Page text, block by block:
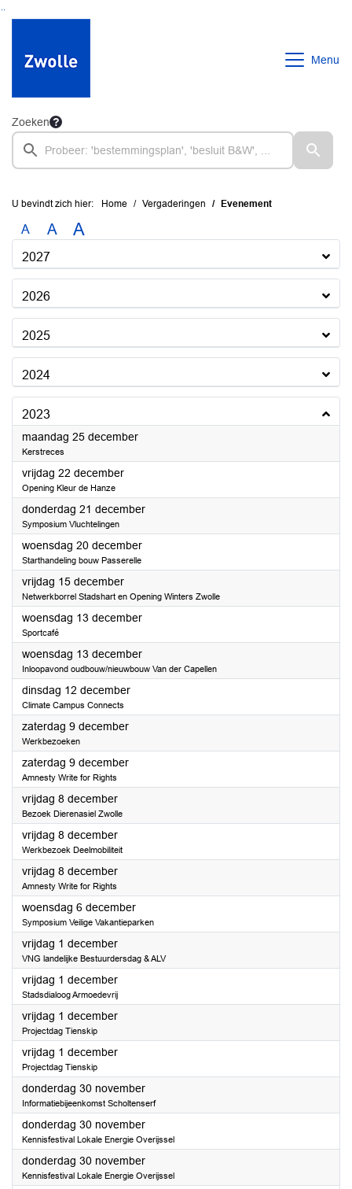
Ga naar de inhoud van deze pagina
Ga naar het zoeken
Ga naar het menu
Menu
Zoeken
U bevindt zich hier: Home Vergaderingen Evenement
A A A
2027
2026
2025
2024
2023
maandag 25 december2023
Kerstreces
vrijdag 22 december2023
Opening Kleur de Hanze
donderdag 21 december2023
Symposium Vluchtelingen
woensdag 20 december2023
Starthandeling bouw Passerelle
vrijdag 15 december2023
Netwerkborrel Stadshart en Opening Winters Zwolle
woensdag 13 december2023
Sportcafé
woensdag 13 december2023
Inloopavond oudbouw/nieuwbouw Van der Capellen
dinsdag 12 december2023
Climate Campus Connects
zaterdag 9 december2023
Werkbezoeken
zaterdag 9 december2023
Amnesty Write for Rights
vrijdag 8 december2023
Bezoek Dierenasiel Zwolle
vrijdag 8 december2023
Werkbezoek Deelmobiliteit
vrijdag 8 december2023
Amnesty Write for Rights
woensdag 6 december2023
Symposium Veilige Vakantieparken
vrijdag 1 december2023
VNG landelijke Bestuurdersdag & ALV
vrijdag 1 december2023
Stadsdialoog Armoedevrij
vrijdag 1 december2023
Projectdag Tienskip
vrijdag 1 december2023
Projectdag Tienskip
donderdag 30 november2023
Informatiebijeenkomst Scholtenserf
donderdag 30 november2023
Kennisfestival Lokale Energie Overijssel
donderdag 30 november2023
Kennisfestival Lokale Energie Overijssel